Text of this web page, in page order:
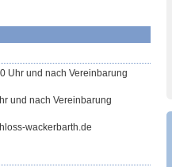
Uhr und nach Vereinbarung
und nach Vereinbarung
wackerbarth.de